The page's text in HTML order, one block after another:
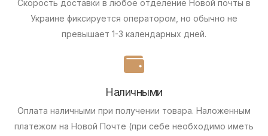
Скорость доставки в любое отделение Новой почты в
Украине фиксируется оператором, но обычно не
превышает 1-3 календарных дней.
Наличными
Оплата наличными при получении товара. Наложенным
платежом на Новой Почте (при себе необходимо иметь